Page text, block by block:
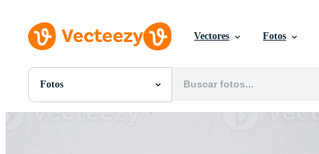
Vectores Fotos
Fotos
Todas Imágenes